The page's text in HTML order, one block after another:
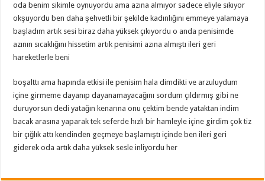
oda benim sikimle oynuyordu ama azına almıyor sadece eliyle sıkıyor
okşuyordu ben daha şehvetli bir şekilde kadınlığını emmeye yalamaya
başladım artık sesi biraz daha yüksek çıkıyordu o anda penisimde
azının sıcaklığını hissetim artık penisimi azına almıştı ileri geri
hareketlerle beni
boşalttı ama hapında etkisi ile penisim hala dimdikti ve arzuluydum
içine girmeme dayanıp dayanamayacağını sordum çıldırmış gibi ne
duruyorsun dedi yatağın kenarına onu çektim bende yataktan indim
bacak arasına yaparak tek seferde hızlı bir hamleyle içine girdim çok tiz
bir çığlık attı kendinden geçmeye başlamıştı içinde ben ileri geri
giderek oda artık daha yüksek sesle inliyordu her